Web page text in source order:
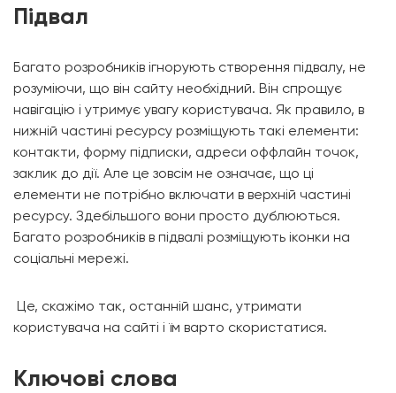
Підвал
Багато розробників ігнорують створення підвалу, не
розуміючи, що він сайту необхідний. Він спрощує
навігацію і утримує увагу користувача. Як правило, в
нижній частині ресурсу розміщують такі елементи:
контакти, форму підписки, адреси оффлайн точок,
заклик до дії. Але це зовсім не означає, що ці
елементи не потрібно включати в верхній частині
ресурсу. Здебільшого вони просто дублюються.
Багато розробників в підвалі розміщують іконки на
соціальні мережі.
Це, скажімо так, останній шанс, утримати
користувача на сайті і їм варто скористатися.
Ключові слова